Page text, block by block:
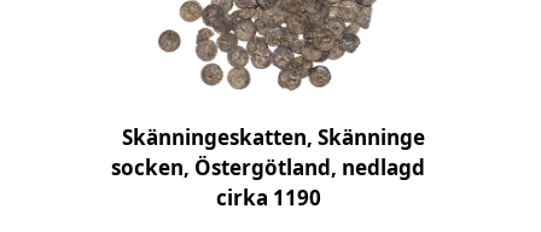
Skänningeskatten, Skänninge
socken, Östergötland, nedlagd
cirka 1190